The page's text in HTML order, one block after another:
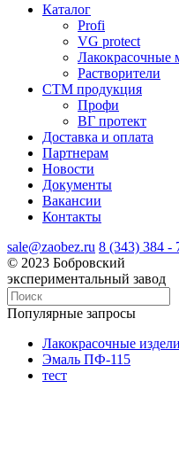
Каталог
Profi
VG protect
Лакокрасочные
Растворители
CTM продукция
Профи
ВГ протект
Доставка и оплата
Партнерам
Новости
Документы
Вакансии
Контакты
sale@zaobez.ru 8 (343) 384 -
© 2023 Бобровский
экспериментальный завод
Популярные запросы
Лакокрасочные
Эмаль ПФ-115
тест